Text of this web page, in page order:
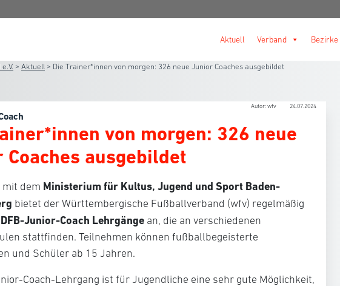
Aktuell Verband Bezirke
> Aktuell > Die Trainer*innen von morgen: 326 neue Junior Coaches ausgebildet
Autor: wfv 24.07.2024
von morgen: 326 neue
ausgebildet
mit dem Ministerium für Kultus, Jugend und Sport Baden-
bietet der Württembergische Fußballverband (wfv) regelmäßig
DFB-Junior-Coach Lehrgänge an, die an verschiedenen
stattfinden. Teilnehmen können fußballbegeisterte
und Schüler ab 15 Jahren.
Coach-Lehrgang ist für Jugendliche eine sehr gute Möglichkeit,